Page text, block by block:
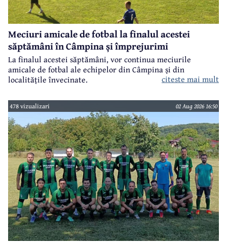
Meciuri amicale de fotbal la finalul acestei
săptămâni în Câmpina și împrejurimi
La finalul acestei săptămâni, vor continua meciurile
amicale de fotbal ale echipelor din Câmpina și din
localitățile învecinate.
citeste mai mult
478 vizualizari 02 Aug 2026 16:50